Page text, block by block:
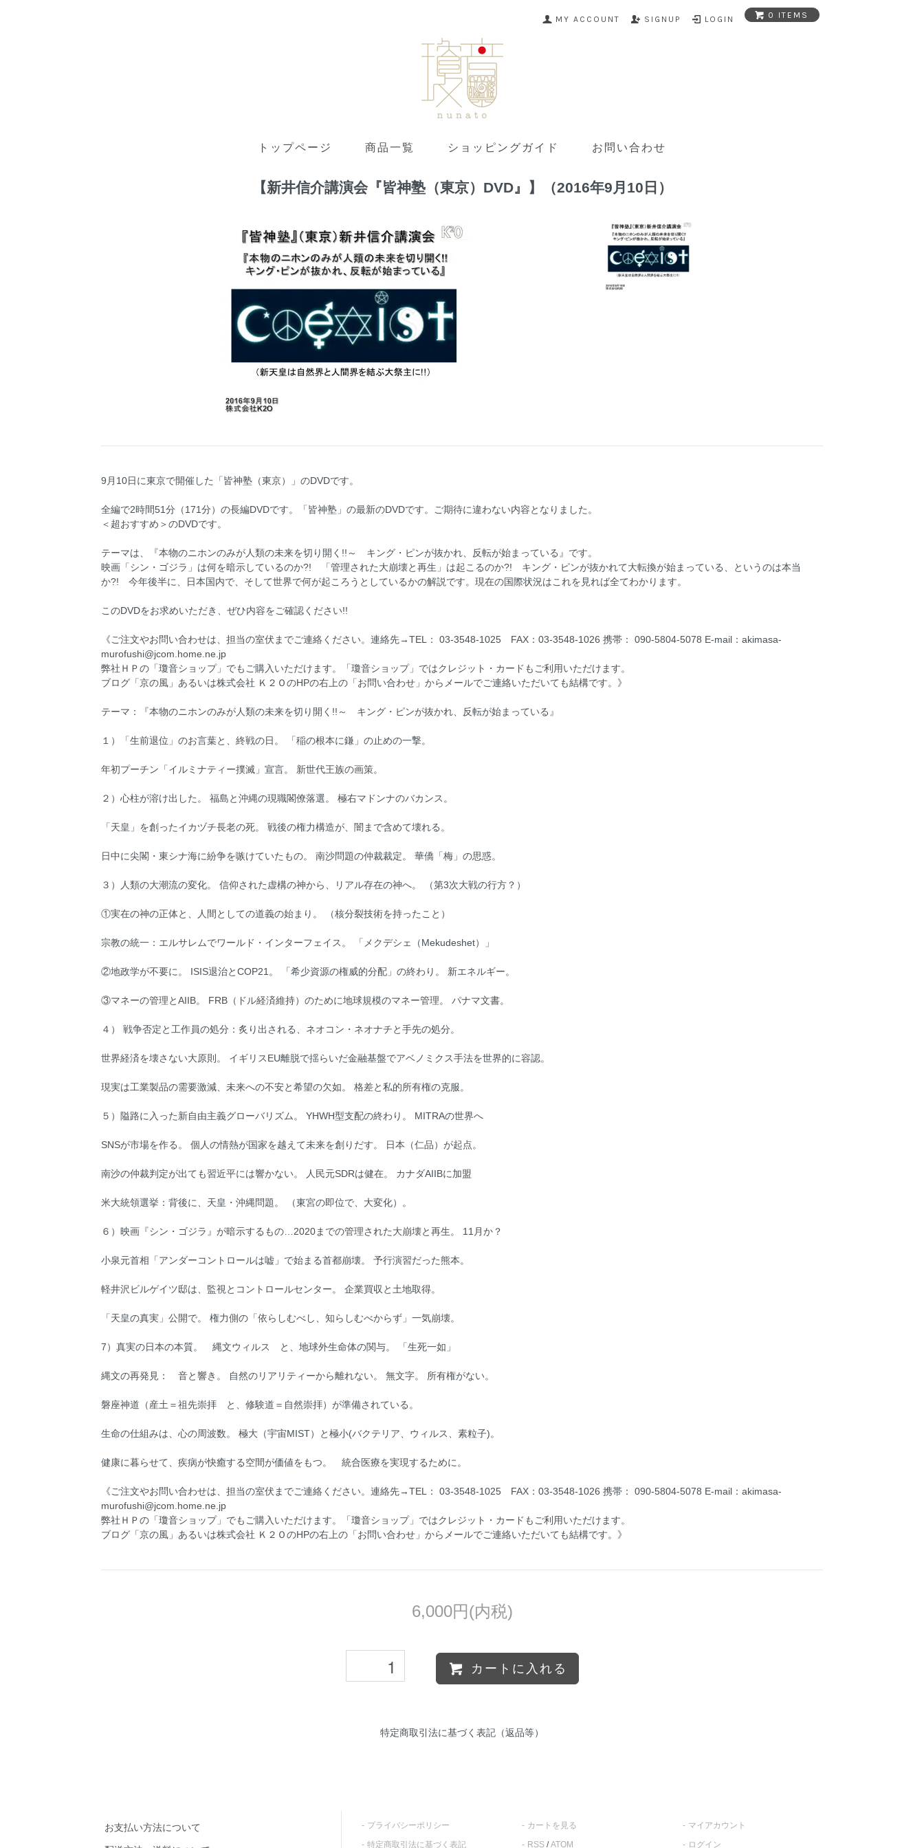
MY ACCOUNT SIGNUP LOGIN 0 ITEMS
トップページ 商品一覧 ショッピングガイド お問い合わせ
【新井信介講演会『皆神塾（東京）DVD』】（2016年9月10日）
9月10日に東京で開催した「皆神塾（東京）」のDVDです。
全編で2時間51分（171分）の長編DVDです。「皆神塾」の最新のDVDです。ご期待に違わない内容となりました。
＜超おすすめ＞のDVDです。
テーマは、『本物のニホンのみが人類の未来を切り開く!!～ キング・ピンが抜かれ、反転が始まっている』です。
映画「シン・ゴジラ」は何を暗示しているのか?! 「管理された大崩壊と再生」は起こるのか?! キング・ピンが抜かれて大転換が始まっている、というのは本当
か?! 今年後半に、日本国内で、そして世界で何が起ころうとしているかの解説です。現在の国際状況はこれを見れば全てわかります。
このDVDをお求めいただき、ぜひ内容をご確認ください!!
《ご注文やお問い合わせは、担当の室伏までご連絡ください。連絡先→TEL： 03-3548-1025 FAX：03-3548-1026 携帯： 090-5804-5078 E-mail：akimasa-
murofushi@jcom.home.ne.jp
弊社ＨＰの「瓊音ショップ」でもご購入いただけます。「瓊音ショップ」ではクレジット・カードもご利用いただけます。
ブログ「京の風」あるいは株式会社 Ｋ２ＯのHPの右上の「お問い合わせ」からメールでご連絡いただいても結構です。》
テーマ：『本物のニホンのみが人類の未来を切り開く!!～ キング・ピンが抜かれ、反転が始まっている』
１）「生前退位」のお言葉と、終戦の日。 「稲の根本に鎌」の止めの一撃。
年初プーチン「イルミナティー撲滅」宣言。 新世代王族の画策。
２）心柱が溶け出した。 福島と沖縄の現職閣僚落選。 極右マドンナのバカンス。
「天皇」を創ったイカヅチ長老の死。 戦後の権力構造が、闇まで含めて壊れる。
日中に尖閣・東シナ海に紛争を嗾けていたもの。 南沙問題の仲裁裁定。 華僑「梅」の思惑。
３）人類の大潮流の変化。 信仰された虚構の神から、リアル存在の神へ。 （第3次大戦の行方？）
①実在の神の正体と、人間としての道義の始まり。 （核分裂技術を持ったこと）
宗教の統一：エルサレムでワールド・インターフェイス。 「メクデシェ（Mekudeshet）」
②地政学が不要に。 ISIS退治とCOP21。 「希少資源の権威的分配」の終わり。 新エネルギー。
③マネーの管理とAIIB。 FRB（ドル経済維持）のために地球規模のマネー管理。 パナマ文書。
４） 戦争否定と工作員の処分：炙り出される、ネオコン・ネオナチと手先の処分。
世界経済を壊さない大原則。 イギリスEU離脱で揺らいだ金融基盤でアベノミクス手法を世界的に容認。
現実は工業製品の需要激減、未来への不安と希望の欠如。 格差と私的所有権の克服。
５）隘路に入った新自由主義グローバリズム。 YHWH型支配の終わり。 MITRAの世界へ
SNSが市場を作る。 個人の情熱が国家を越えて未来を創りだす。 日本（仁品）が起点。
南沙の仲裁判定が出ても習近平には響かない。 人民元SDRは健在。 カナダAIIBに加盟
米大統領選挙：背後に、天皇・沖縄問題。 （東宮の即位で、大変化）。
６）映画『シン・ゴジラ』が暗示するもの…2020までの管理された大崩壊と再生。 11月か？
小泉元首相「アンダーコントロールは嘘」で始まる首都崩壊。 予行演習だった熊本。
軽井沢ビルゲイツ邸は、監視とコントロールセンター。 企業買収と土地取得。
「天皇の真実」公開で。 権力側の「依らしむべし、知らしむべからず」一気崩壊。
7）真実の日本の本質。 縄文ウィルス と、地球外生命体の関与。 「生死一如」
縄文の再発見： 音と響き。 自然のリアリティーから離れない。 無文字。 所有権がない。
磐座神道（産土＝祖先崇拝 と、修験道＝自然崇拝）が準備されている。
生命の仕組みは、心の周波数。 極大（宇宙MIST）と極小(バクテリア、ウィルス、素粒子)。
健康に暮らせて、疾病が快癒する空間が価値をもつ。 統合医療を実現するために。
《ご注文やお問い合わせは、担当の室伏までご連絡ください。連絡先→TEL： 03-3548-1025 FAX：03-3548-1026 携帯： 090-5804-5078 E-mail：akimasa-
murofushi@jcom.home.ne.jp
弊社ＨＰの「瓊音ショップ」でもご購入いただけます。「瓊音ショップ」ではクレジット・カードもご利用いただけます。
ブログ「京の風」あるいは株式会社 Ｋ２ＯのHPの右上の「お問い合わせ」からメールでご連絡いただいても結構です。》
6,000円(内税)
カートに入れる
特定商取引法に基づく表記（返品等）
お支払い方法について
プライバシーポリシー
特定商取引法に基づく表記
カートを見る
RSS /ATOM
マイアカウント
ログイン